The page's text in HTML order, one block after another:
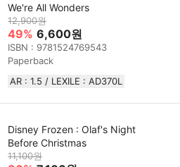
We're All Wonders
12,900원
49% 6,600원
ISBN : 9781524769543
Paperback
AR : 1.5 / LEXILE : AD370L
Disney Frozen : Olaf's Night
Before Christmas
11,100원